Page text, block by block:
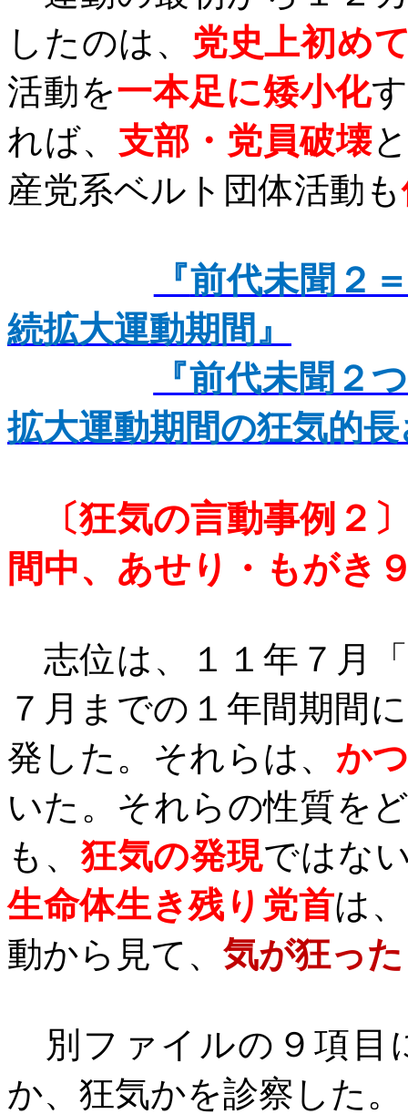
したのは、 党史上初め
活動を一本足に矮小化
れば、 支部・党員破壊
産党系ベルト団体活動も
『前代未聞２
続拡大運動期間』
『前代未聞２
拡大運動期間の狂気的
〔狂気の言動事例２
間中、あせり・もがき
志位は、１１年７月
７月までの１年間期間
発した。それらは、 か
いた。それらの性質を
も、狂気の発現ではな
生命体生き残り党首は
動から見て、 気が狂った
別ファイルの９項目
か、狂気かを診察した。